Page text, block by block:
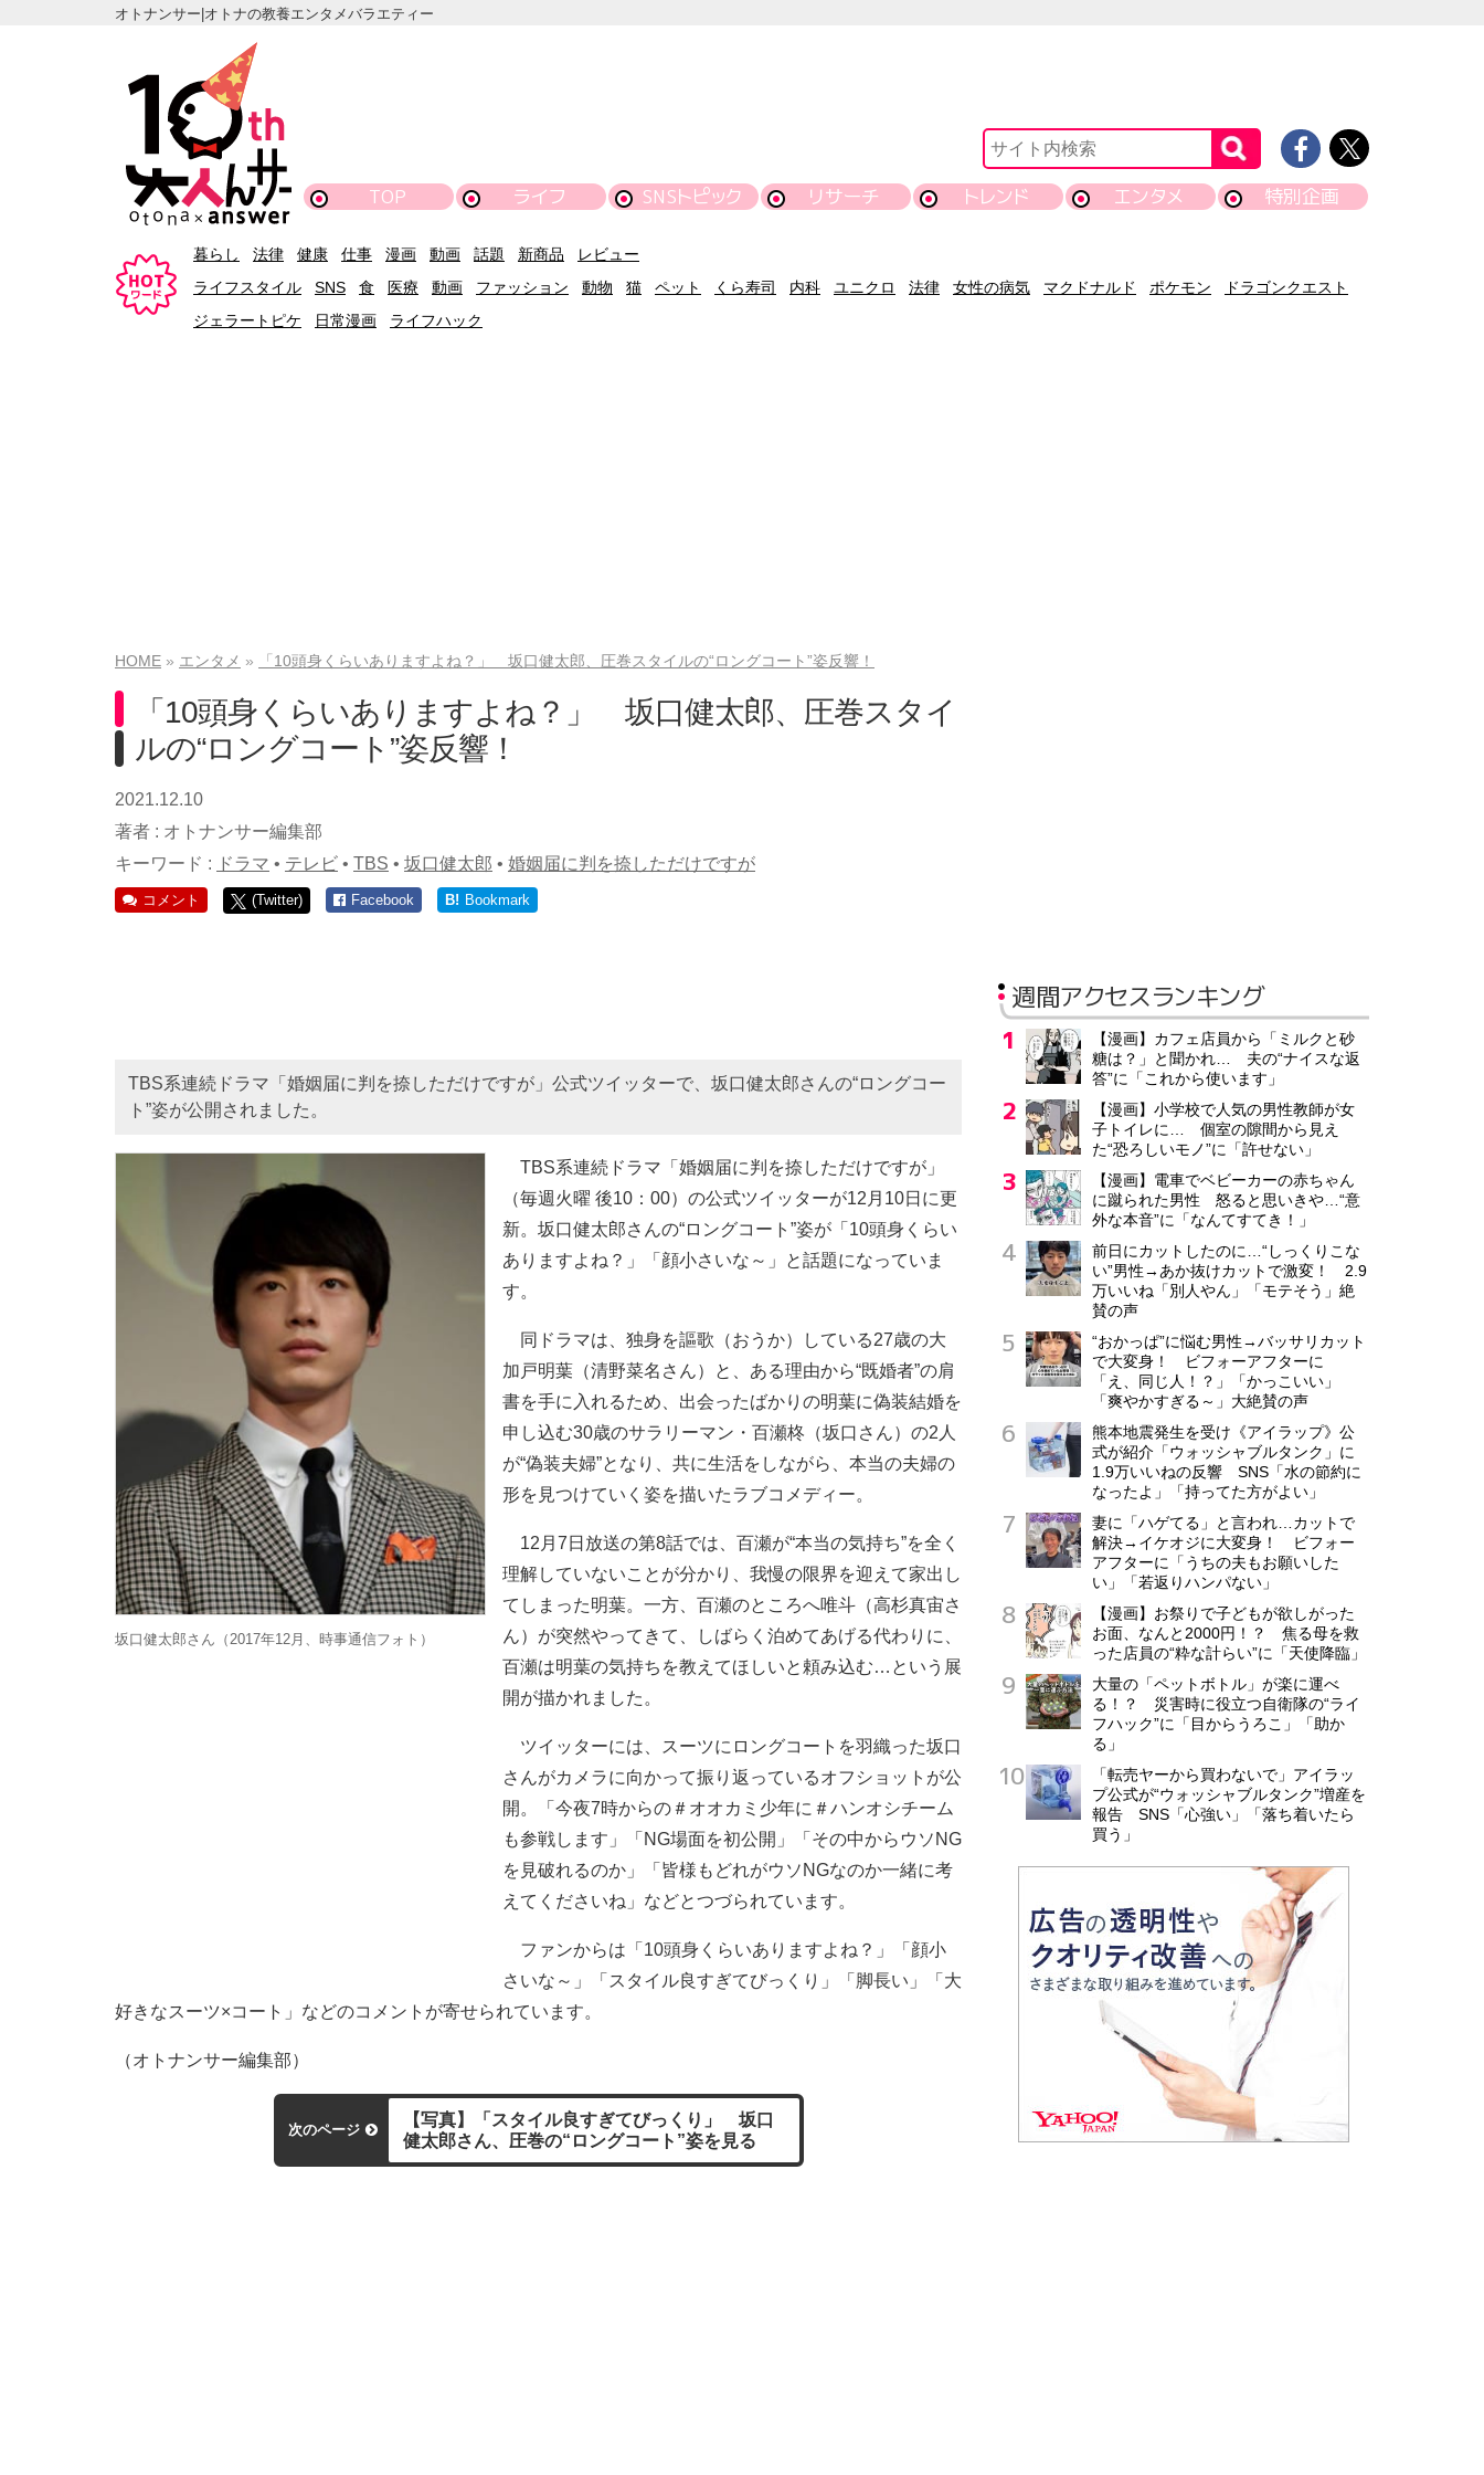
オトナンサー|オトナの教養エンタメバラエティー
TOP ライフ SNSトピック リサーチ トレンド エンタメ 特別企画
暮らし 法律 健康 仕事 漫画 動画 話題 新商品
レビュー
ライフスタイル
SNS 食 医療 動画 ファッション 動物 猫 ペット くら寿司 内科 ユニクロ 法律 女性の病気 マクドナルド ポケモン
ドラゴンクエスト
ジェラートピケ
日常漫画 ライフハック
HOME エンタメ 「10頭身くらいありますよね？」 坂口健太郎、圧巻スタイルの“ロングコート”姿反響！
「10頭身くらいありますよね？」 坂口健太郎、圧巻スタイ
ルの“ロングコート”姿反響！
2021.12.10
著者 : オトナンサー編集部
キーワード :
ドラマ • テレビ • TBS • 坂口健太郎 • 婚姻届に判を捺しただけですが
コメント (Twitter) Facebook B! Bookmark
TBS系連続ドラマ「婚姻届に判を捺しただけですが」公式ツイッターで、坂口健太郎さんの“ロングコー
ト”姿が公開されました。
坂口健太郎さん（2017年12月、時事通信フォト）
TBS系連続ドラマ「婚姻届に判を捺しただけですが」
（毎週火曜 後10：00）の公式ツイッターが12月10日に更
新。坂口健太郎さんの“ロングコート”姿が「10頭身くらい
ありますよね？」「顔小さいな～」と話題になっていま
す。
同ドラマは、独身を謳歌（おうか）している27歳の大
加戸明葉（清野菜名さん）と、ある理由から“既婚者”の肩
書を手に入れるため、出会ったばかりの明葉に偽装結婚を
申し込む30歳のサラリーマン・百瀬柊（坂口さん）の2人
が“偽装夫婦”となり、共に生活をしながら、本当の夫婦の
形を見つけていく姿を描いたラブコメディー。
12月7日放送の第8話では、百瀬が“本当の気持ち”を全く
理解していないことが分かり、我慢の限界を迎えて家出し
てしまった明葉。一方、百瀬のところへ唯斗（高杉真宙さ
ん）が突然やってきて、しばらく泊めてあげる代わりに、
百瀬は明葉の気持ちを教えてほしいと頼み込む…という展
開が描かれました。
ツイッターには、スーツにロングコートを羽織った坂口
さんがカメラに向かって振り返っているオフショットが公
開。「今夜7時からの＃オオカミ少年に＃ハンオシチーム
も参戦します」「NG場面を初公開」「その中からウソNG
を見破れるのか」「皆様もどれがウソNGなのか一緒に考
えてくださいね」などとつづられています。
ファンからは「10頭身くらいありますよね？」「顔小
さいな～」「スタイル良すぎてびっくり」「脚長い」「大
好きなスーツ×コート」などのコメントが寄せられています。
（オトナンサー編集部）
次のページ
【写真】「スタイル良すぎてびっくり」 坂口
健太郎さん、圧巻の“ロングコート”姿を見る
週間アクセスランキング
【漫画】カフェ店員から「ミルクと砂
糖は？」と聞かれ… 夫の“ナイスな返
答”に「これから使います」
【漫画】小学校で人気の男性教師が女
子トイレに… 個室の隙間から見え
た“恐ろしいモノ”に「許せない」
【漫画】電車でベビーカーの赤ちゃん
に蹴られた男性 怒ると思いきや…“意
外な本音”に「なんてすてき！」
前日にカットしたのに…“しっくりこな
い”男性→あか抜けカットで激変！ 2.9
万いいね「別人やん」「モテそう」絶
賛の声
“おかっぱ”に悩む男性→バッサリカット
で大変身！ ビフォーアフターに
「え、同じ人！？」「かっこいい」
「爽やかすぎる～」大絶賛の声
熊本地震発生を受け《アイラップ》公
式が紹介「ウォッシャブルタンク」に
1.9万いいねの反響 SNS「水の節約に
なったよ」「持ってた方がよい」
妻に「ハゲてる」と言われ…カットで
解決→イケオジに大変身！ ビフォー
アフターに「うちの夫もお願いした
い」「若返りハンパない」
【漫画】お祭りで子どもが欲しがった
お面、なんと2000円！？ 焦る母を救
った店員の“粋な計らい”に「天使降臨」
大量の「ペットボトル」が楽に運べ
る！？ 災害時に役立つ自衛隊の“ライ
フハック”に「目からうろこ」「助か
る」
「転売ヤーから買わないで」アイラッ
プ公式が“ウォッシャブルタンク”増産を
報告 SNS「心強い」「落ち着いたら
買う」